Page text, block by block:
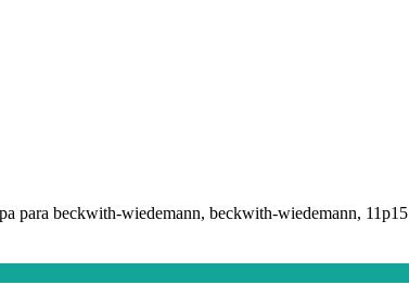
para beckwith-wiedemann, beckwith-wiedemann, 11p15